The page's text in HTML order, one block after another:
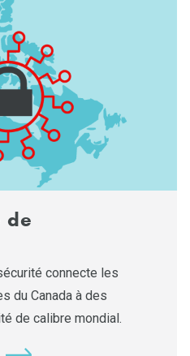
de
connecte les
du Canada à des
de calibre mondial.